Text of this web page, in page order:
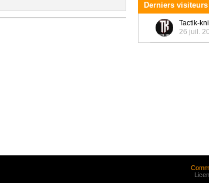
Derniers visiteurs
Tactik-
26 juil.